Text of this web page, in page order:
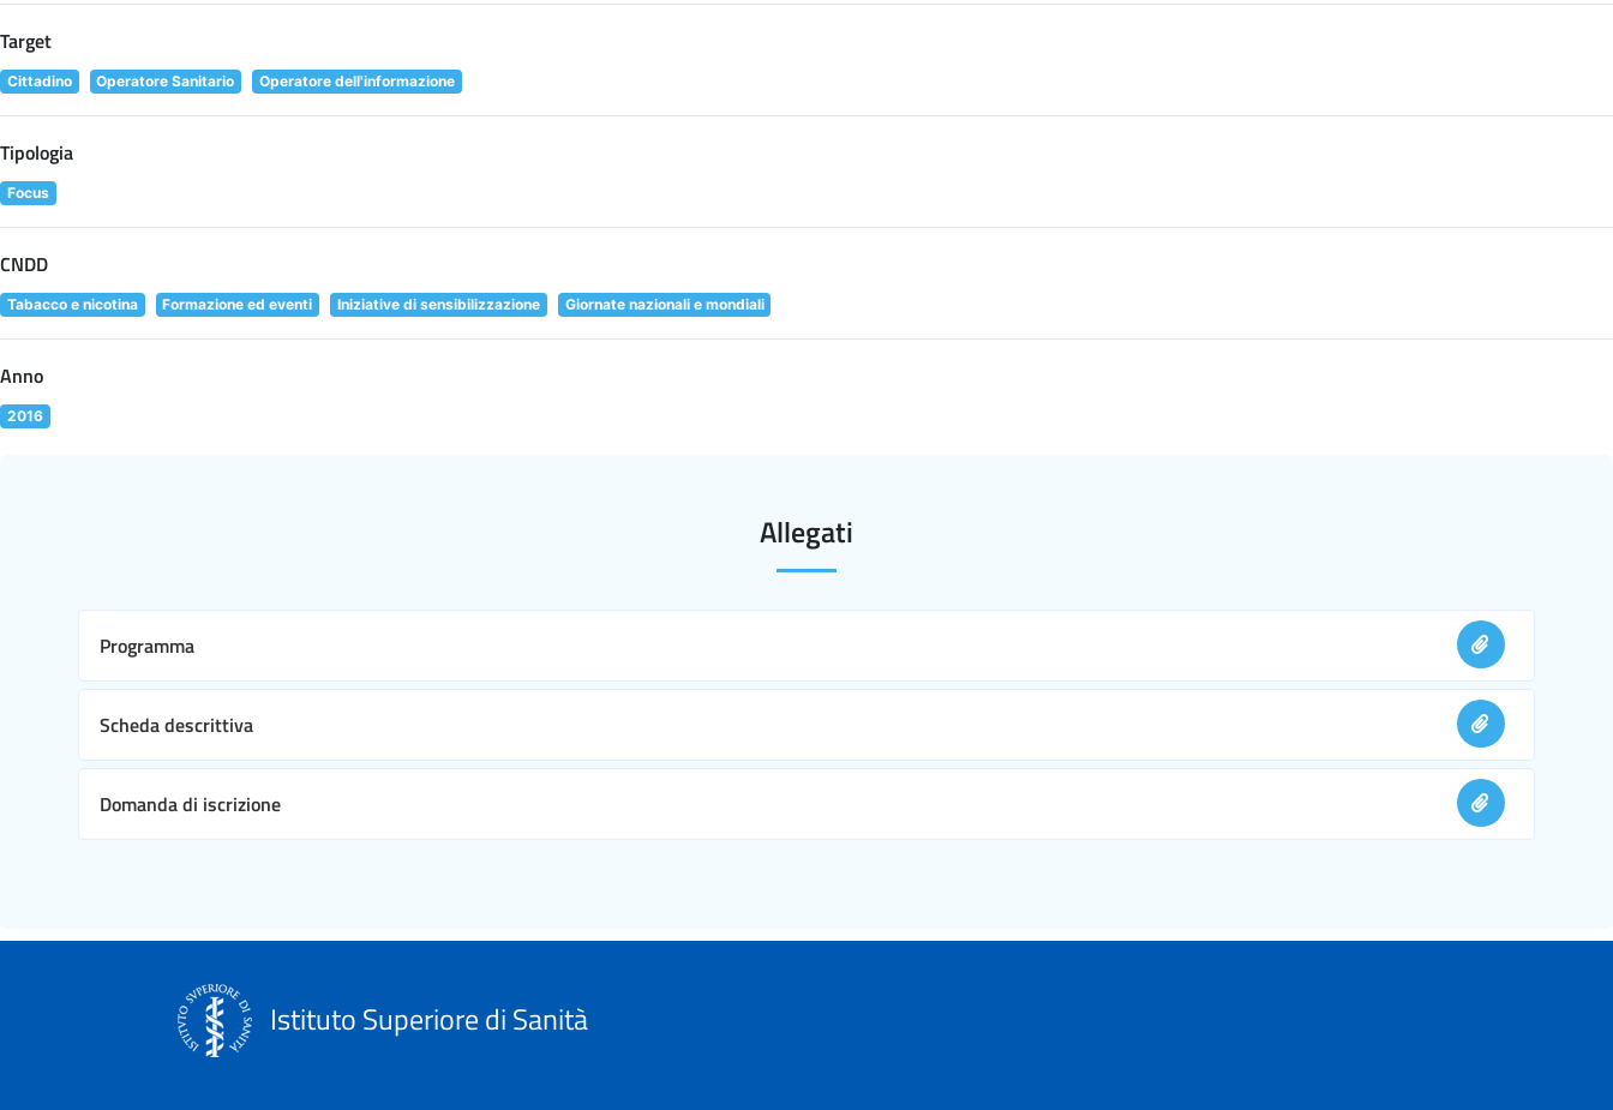
Target
Cittadino Operatore Sanitario Operatore dell'informazione
Tipologia
Focus
CNDD
Tabacco e nicotina Formazione ed eventi Iniziative di sensibilizzazione Giornate nazionali e mondiali
Anno
2016
Allegati
Programma
Scheda descrittiva
Domanda di iscrizione
Istituto Superiore di Sanità